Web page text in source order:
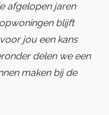
afgelopen jaren
blijft
jou een kans
delen we een
maken bij de